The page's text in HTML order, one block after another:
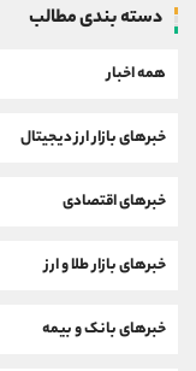
دسته بندی مطالب
همه اخبار
خبرهای بازار ارز دیجیتال
خبرهای اقتصادی
خبرهای بازار طلا و ارز
خبرهای بانک و بیمه